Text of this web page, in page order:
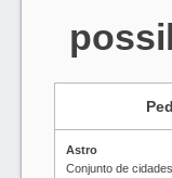
Astro
Conjunto de